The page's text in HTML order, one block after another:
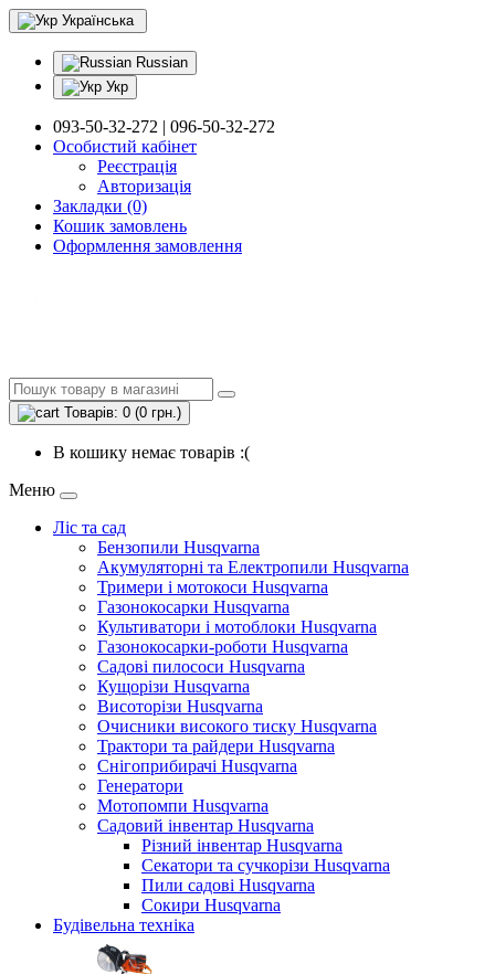
Українська
Russian
Укр
093-50-32-272 | 096-50-32-272
Особистий кабінет
Реєстрація
Авторизація
Закладки (0)
Кошик замовлень
Оформлення замовлення
Товарів: 0 (0 грн.)
В кошику немає товарів :(
Меню
Ліс та сад
Бензопили Husqvarna
Акумуляторні та Електропили Husqvarna
Тримери і мотокоси Husqvarna
Газонокосарки Husqvarna
Культиватори і мотоблоки Husqvarna
Газонокосарки-роботи Husqvarna
Садові пилососи Husqvarna
Кущорізи Husqvarna
Висоторізи Husqvarna
Очисники високого тиску Husqvarna
Трактори та райдери Husqvarna
Снігоприбирачі Husqvarna
Генератори
Мотопомпи Husqvarna
Садовий інвентар Husqvarna
Різний інвентар Husqvarna
Секатори та сучкорізи Husqvarna
Пили садові Husqvarna
Сокири Husqvarna
Будівельна техніка